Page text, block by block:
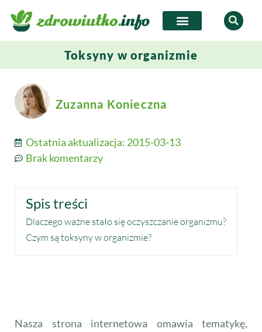
Toksyny w organizmie
Zuzanna Konieczna
Ostatnia aktualizacja: 2015-03-13
Brak komentarzy
Spis treści
Dlaczego ważne stało się oczyszczanie organizmu?
Czym są toksyny w organizmie?
Nasza strona internetowa omawia tematykę,